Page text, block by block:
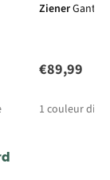
ZienerGants
€89,99
1 couleur